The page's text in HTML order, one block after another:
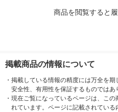
商品を閲覧すると
掲載商品の情報について
・ 掲載している情報の精度には万全を期
安全性、有用性を保証するものではあ
・ 現在ご覧になっているページは、こ
れています。ページに記載されてい